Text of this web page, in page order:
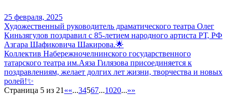
25 февраля, 2025
Художественный руководитель драматического театра Олег
Киньзягулов поздравил с 85-летием народного артиста РТ, РФ
Азгара Шафиковича Шакирова.🌟
Коллектив Набережночелнинского государственного
татарского театра им.Аяза Гилязова присоединяется к
поздравлениям, желает долгих лет жизни, творчества и новых
ролей!✨
Страница 5 из 21 ««...34567...1020...»»